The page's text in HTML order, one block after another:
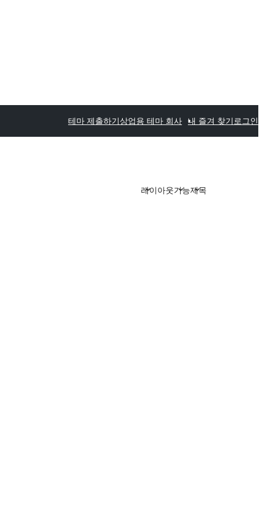
테마 제출하기상업용 테마 회사 내 즐겨 찾기 로그인
레이아웃기능제목